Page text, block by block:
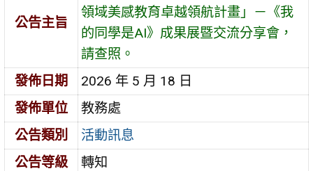
公告主旨
領域美感教育卓越領航計畫」－《我
的同學是AI》成果展暨交流分享會，
請查照。
發佈日期
2026 年 5 月 18 日
發佈單位
教務處
公告類別
活動訊息
公告等級
轉知